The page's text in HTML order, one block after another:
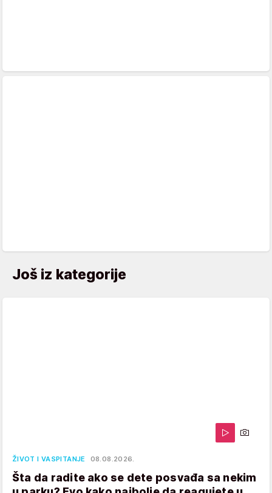
Još iz kategorije
ŽIVOT I VASPITANJE 08.08.2026.
Šta da radite ako se dete posvađa sa nekim